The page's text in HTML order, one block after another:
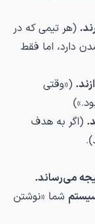
(هر تیمی که در
دارد، اما فقط
(«وقتی
(اگر به هدف
می‌رساند.
شما «نوشتن